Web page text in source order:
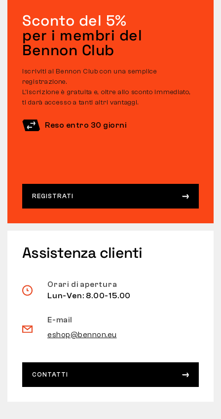
Sconto del 5%
per i membri del
Bennon Club
Iscriviti al Bennon Club con una semplice
registrazione.
L’iscrizione è gratuita e, oltre allo sconto immediato,
ti darà accesso a tanti altri vantaggi.
Reso entro 30 giorni
REGISTRATI
Assistenza clienti
Orari di apertura
Lun-Ven: 8.00-15.00
E-mail
eshop@bennon.eu
CONTATTI